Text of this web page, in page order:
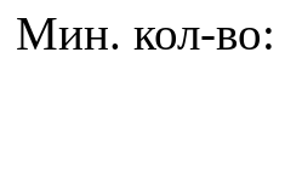
Мин. кол-во: